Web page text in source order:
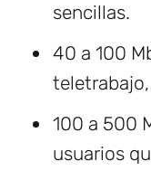
sencillas.
40 a 100
100 a 500
usuarios